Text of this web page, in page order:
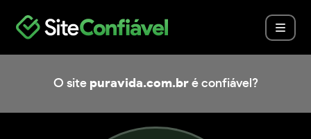
O site puravida.com.bré confiável?